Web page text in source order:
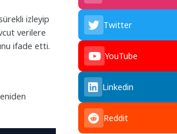
izleyip
verilere
ifade etti.
Twitter
YouTube
Linkedin
Reddit